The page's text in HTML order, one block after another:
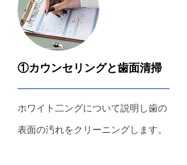
①カウンセリングと歯面清掃
ホワイト二ングについて説明し歯の
表面の汚れをクリーニングします。